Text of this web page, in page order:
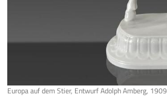
Europa auf dem Stier, Entwurf Adolph Amberg, 1909